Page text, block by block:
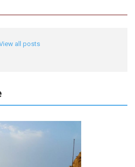
all posts